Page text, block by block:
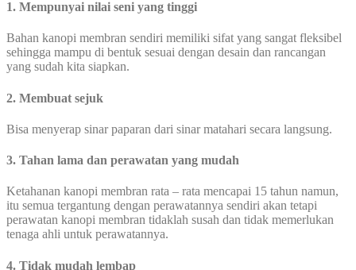
1. Mempunyai nilai seni yang tinggi
Bahan kanopi membran sendiri memiliki sifat yang sangat fleksibel
sehingga mampu di bentuk sesuai dengan desain dan rancangan
yang sudah kita siapkan.
2. Membuat sejuk
Bisa menyerap sinar paparan dari sinar matahari secara langsung.
3. Tahan lama dan perawatan yang mudah
Ketahanan kanopi membran rata – rata mencapai 15 tahun namun,
itu semua tergantung dengan perawatannya sendiri akan tetapi
perawatan kanopi membran tidaklah susah dan tidak memerlukan
tenaga ahli untuk perawatannya.
4. Tidak mudah lembap